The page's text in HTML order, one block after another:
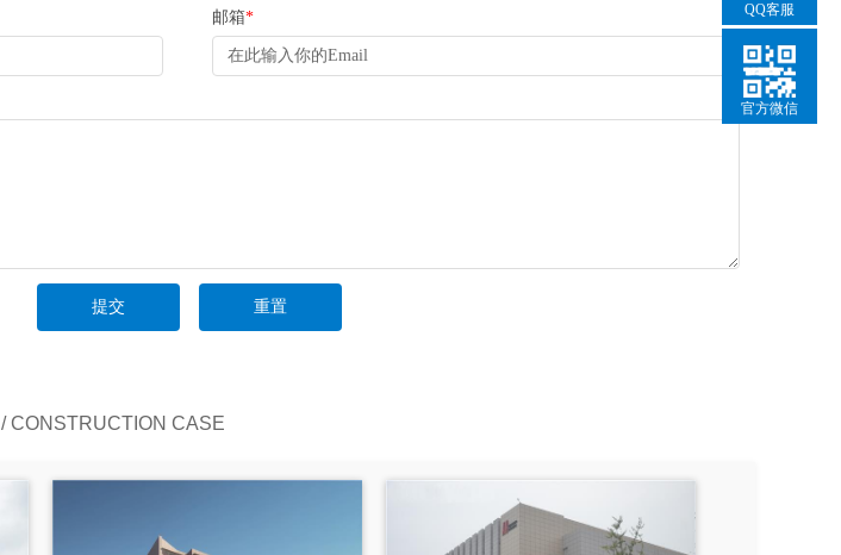
邮箱*
/ CONSTRUCTION CASE
QQ客服
官方微信